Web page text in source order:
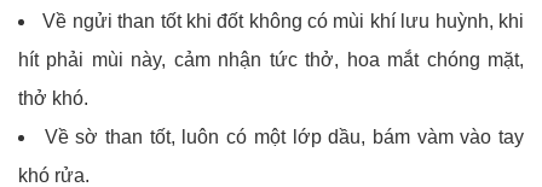
Về ngửi than tốt khi đốt không có mùi khí lưu huỳnh, khi
hít phải mùi này, cảm nhận tức thở, hoa mắt chóng mặt,
thở khó.
Về sờ than tốt, luôn có một lớp dầu, bám vàm vào tay
khó rửa.